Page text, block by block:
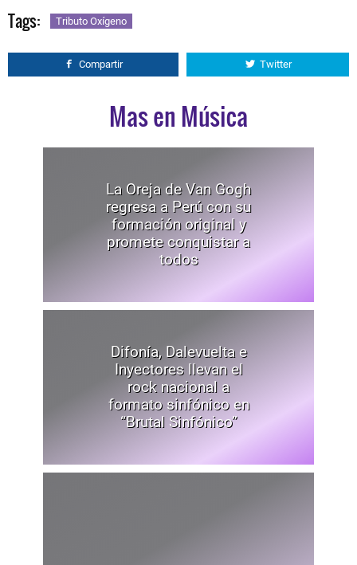
Tags: Tributo Oxígeno
Compartir Twitter
Mas en Música
La Oreja de Van Gogh
regresa a Perú con su
formación original y
promete conquistar a
todos
Difonía, Dalevuelta e
Inyectores llevan el
rock nacional a
formato sinfónico en
“Brutal Sinfónico”